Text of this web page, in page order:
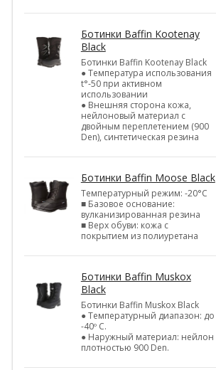
Ботинки Baffin Kootenay
Black
Ботинки Baffin Kootenay Black
● Температура использования
t°-50 при активном
использовании
● Внешняя сторона кожа,
нейлоновый материал с
двойным переплетением (900
Den), синтетическая резина
Ботинки Baffin Moose Black
Температурный режим: -20°С
■ Базовое основание:
вулканизированная резина
■ Верх обуви: кожа с
покрытием из полиуретана
Ботинки Baffin Muskox
Black
Ботинки Baffin Muskox Black
● Температурный диапазон: до
-40º C.
● Наружный материал: нейлон
плотностью 900 Den.